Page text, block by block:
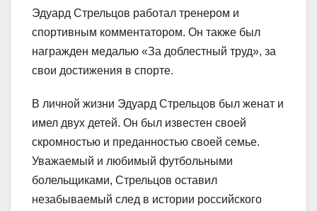
Эдуард Стрельцов работал тренером и
спортивным комментатором. Он также был
награжден медалью «За доблестный труд», за
свои достижения в спорте.
В личной жизни Эдуард Стрельцов был женат и
имел двух детей. Он был известен своей
скромностью и преданностью своей семье.
Уважаемый и любимый футбольными
болельщиками, Стрельцов оставил
незабываемый след в истории российского